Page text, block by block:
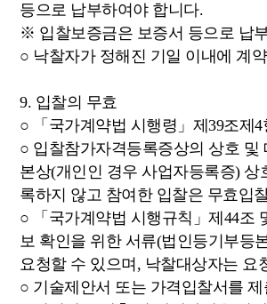
등으로 납부하여야 합니다.
※ 입찰보증금은 보증서 등으로 납
○ 낙찰자가 정해진 기일 이내에 계
9. 입찰의 무효
○ 「국가계약법 시행령」제39조제
○ 입찰참가자격등록증상의 상호
본상(개인인 경우 사업자등록증)
록하지 않고 참여한 입찰은 무효입
○ 「국가계약법 시행규칙」제44조
보 확인을 위한 서류(법인등기부등
요청할 수 있으며, 낙찰대상자는 요
○ 기술제안서 또는 가격입찰서를